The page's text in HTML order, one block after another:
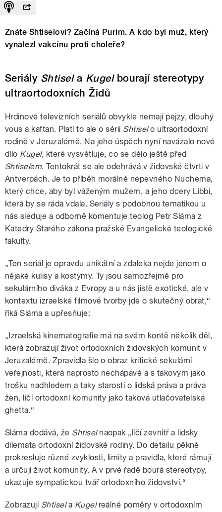
Znáte Shtiselovi? Začíná Purim. A kdo byl muž, který
vynalezl vakcínu proti choleře?
Seriály Shtisela Kugelbourají stereotypy
ultraortodoxních Židů
Hrdinové televizních seriálů obvykle nemají pejzy, dlouhý
vous a kaftan. Platí to ale o sérii Shtiselo ultraortodoxní
rodině v Jeruzalémě. Na jeho úspěch nyní navázalo nové
dílo Kugel, které vysvětluje, co se dělo ještě před
Shtiselem. Tentokrát se ale odehrává v židovské čtvrti v
Antverpách. Je to příběh morálně nepevného Nuchema,
který chce, aby byl váženým mužem, a jeho dcery Libbi,
která by se ráda vdala. Seriály s podobnou tematikou u
nás sleduje a odborně komentuje teolog Petr Sláma z
Katedry Starého zákona pražské Evangelické teologické
fakulty.
„Ten seriál je opravdu unikátní a zdaleka nejde jenom o
nějaké kulisy a kostýmy. Ty jsou samozřejmě pro
sekulárního diváka z Evropy a u nás jistě exotické, ale v
kontextu izraelské filmové tvorby jde o skutečný obrat,“
říká Sláma a upřesňuje:
„Izraelská kinematografie má na svém kontě několik děl,
která zobrazují život ortodoxních židovských komunit v
Jeruzalémě. Zpravidla šlo o obraz kritické sekulární
veřejnosti, která naprosto nechápavě a s takovým jako
trošku nadhledem a taky starostí o lidská práva a práva
žen, líčí ortodoxní komunity jako taková utlačovatelská
ghetta.“
Sláma dodává, že Shtiselnaopak „líčí zevnitř a lidsky
dilemata ortodoxní židovské rodiny. Do detailu pěkně
prokresluje různé zvyklosti, limity a pravidla, které rámují
a určují život komunity. A v prvé řadě bourá stereotypy,
ukazuje sympatickou tvář ortodoxního židovství.“
Zobrazují Shtisela Kugelreálné poměry v ortodoxním